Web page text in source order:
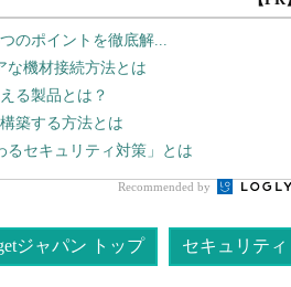
のポイントを徹底解...
な機材接続方法とは
る製品とは？
築する方法とは
セキュリティ対策」とは
Recommended by
ジャパン トップ セキュリティ